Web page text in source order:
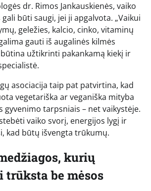
dr. Rimos Jankauskienės, vaiko
būti saugi, jei ji apgalvota. „Vaikui
geležies, kalcio, cinko, vitaminų
gauti iš augalinės kilmės
užtikrinti pakankamą kiekį ir
asociacija taip pat patvirtina, kad
vegetariška ar veganiška mityba
gyvenimo tarpsniais – net vaikystėje.
vaiko svorį, energijos lygį ir
kad būtų išvengta trūkumų.
kurių
trūksta be mėsos